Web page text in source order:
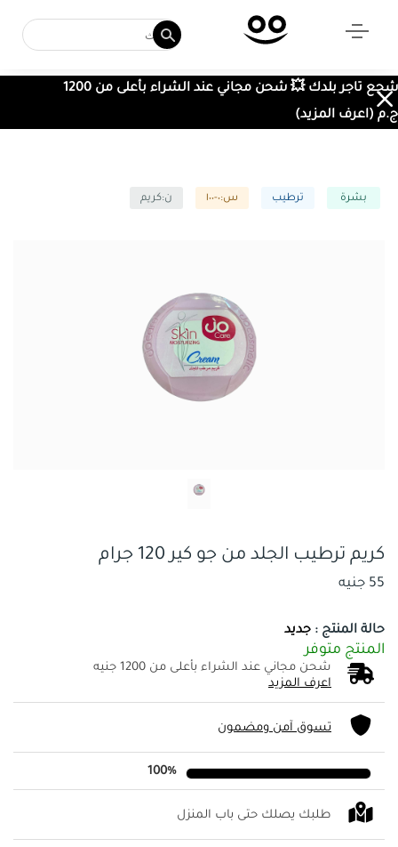
شجع تاجر بلدك 💥 شحن مجاني عند الشراء بأعلى من 1200
ج.م (اعرف المزيد)
بشرة ترطيب س:٠-١٠٠ ن:كريم
كريم ترطيب الجلد من جو كير 120 جرام
55 جنيه
حالة المنتج : جديد
المنتج متوفر
شحن مجاني عند الشراء بأعلى من 1200 جنيه
اعرف المزيد
تسوق آمن ومضمون
100%
طلبك يصلك حتى باب المنزل